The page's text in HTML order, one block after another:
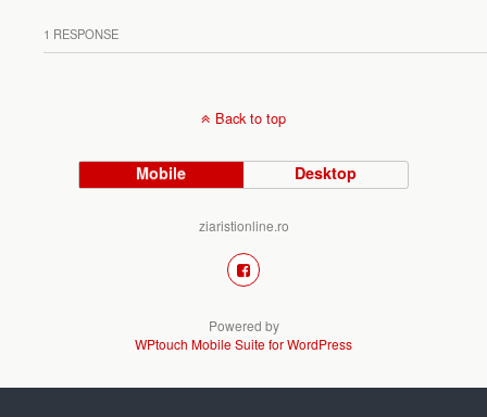
1 RESPONSE
Back to top
Mobile Desktop
ziaristionline.ro
Powered by
WPtouch Mobile Suite for WordPress